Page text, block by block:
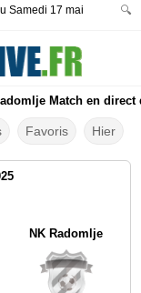
Samedi 17 mai
🔍
Match en direct
Favoris Hier
NK Radomlje